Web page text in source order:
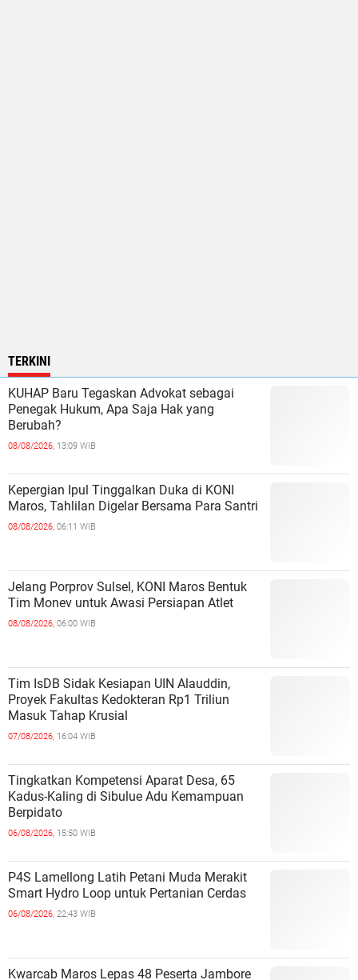
TERKINI
KUHAP Baru Tegaskan Advokat sebagai
Penegak Hukum, Apa Saja Hak yang
Berubah?
08/08/2026, 13:09 WIB
Kepergian Ipul Tinggalkan Duka di KONI
Maros, Tahlilan Digelar Bersama Para Santri
08/08/2026, 06:11 WIB
Jelang Porprov Sulsel, KONI Maros Bentuk
Tim Monev untuk Awasi Persiapan Atlet
08/08/2026, 06:00 WIB
Tim IsDB Sidak Kesiapan UIN Alauddin,
Proyek Fakultas Kedokteran Rp1 Triliun
Masuk Tahap Krusial
07/08/2026, 16:04 WIB
Tingkatkan Kompetensi Aparat Desa, 65
Kadus-Kaling di Sibulue Adu Kemampuan
Berpidato
06/08/2026, 15:50 WIB
P4S Lamellong Latih Petani Muda Merakit
Smart Hydro Loop untuk Pertanian Cerdas
06/08/2026, 22:43 WIB
Kwarcab Maros Lepas 48 Peserta Jambore